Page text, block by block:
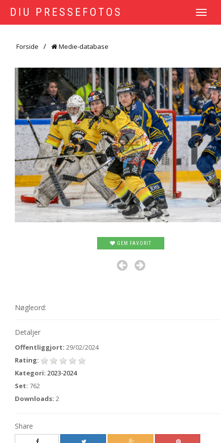
DIU PRESSEFOTOS
TOGGLE
Forside Medie-database
GEM FAVORIT
Nøgleord:
Detaljer
Offentliggjort: 29/02/2024
Rating:
Kategori: 2023-2024
Set: 762
Downloads: 2
Share